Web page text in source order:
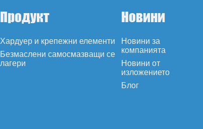
Продукт
Хардуер и крепежни елементи
Безмаслени самосмазващи се
лагери
Новини
Новини за
компанията
Новини от
изложението
Блог